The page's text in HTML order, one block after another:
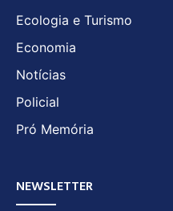
Ecologia e Turismo
Economia
Notícias
Policial
Pró Memória
NEWSLETTER